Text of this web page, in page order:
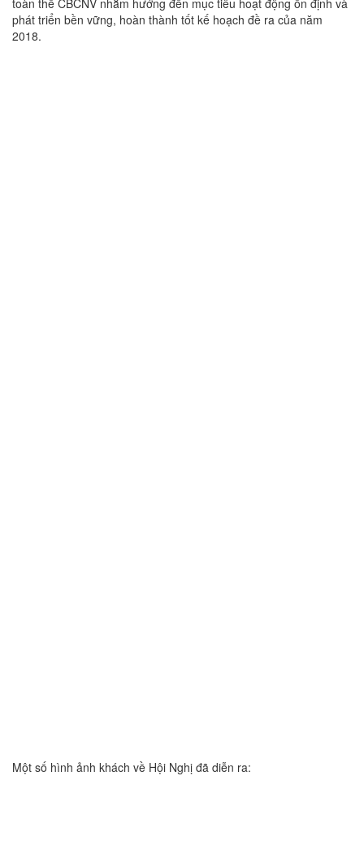
toàn thể CBCNV nhằm hướng đến mục tiêu hoạt động ổn định và
phát triển bền vững, hoàn thành tốt kế hoạch đề ra của năm
2018.
Một số hình ảnh khách về Hội Nghị đã diễn ra: